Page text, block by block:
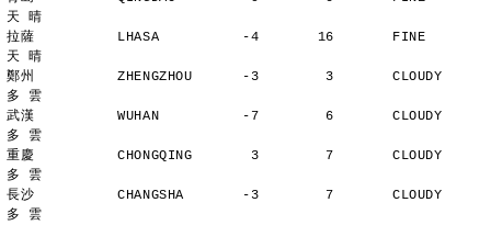
天 晴
拉薩          LHASA          -4       16       FINE
天 晴
鄭州          ZHENGZHOU      -3        3       CLOUDY
多 雲
武漢          WUHAN          -7        6       CLOUDY
多 雲
重慶          CHONGQING       3        7       CLOUDY
多 雲
長沙          CHANGSHA       -3        7       CLOUDY
多 雲